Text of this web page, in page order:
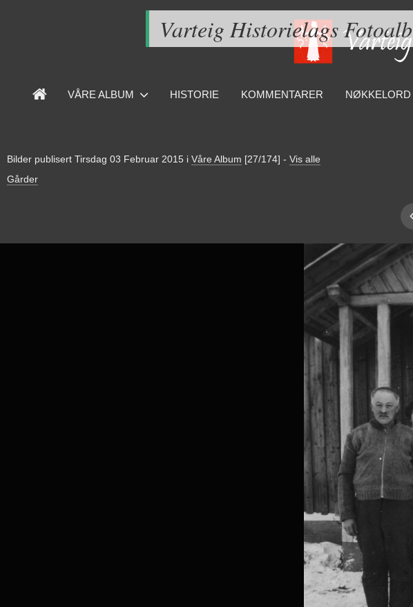
Varteig Historielags
VÅRE ALBUM HISTORIE KOMMENTARER NØKKELORD
Bilder publisert Tirsdag 03 Februar 2015 i Våre Album [27/174] - Vis alle
Gårder